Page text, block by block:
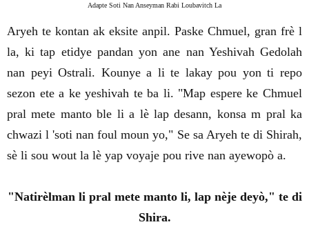
Adapte Soti Nan Anseyman Rabi Loubavitch La
Aryeh te kontan ak eksite anpil. Paske Chmuel, gran frè l
la, ki tap etidye pandan yon ane nan Yeshivah Gedolah
nan peyi Ostrali. Kounye a li te lakay pou yon ti repo
sezon ete a ke yeshivah te ba li. "Map espere ke Chmuel
pral mete manto ble li a lè lap desann, konsa m pral ka
chwazi l 'soti nan foul moun yo," Se sa Aryeh te di Shirah,
sè li sou wout la lè yap voyaje pou rive nan ayewopò a.
"Natirèlman li pral mete manto li, lap nèje deyò," te di
Shira.